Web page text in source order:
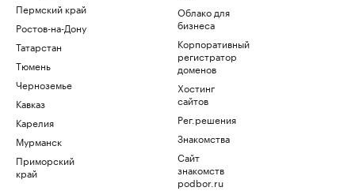
Пермский край
Ростов-на-Дону
Татарстан
Тюмень
Черноземье
Кавказ
Карелия
Мурманск
Приморский
край
Облако для
бизнеса
Корпоративный
регистратор
доменов
Хостинг
сайтов
Рег.решения
Знакомства
Сайт
знакомств
podbor.ru